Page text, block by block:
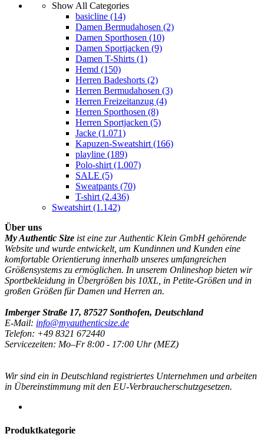
Show All Categories
basicline (14)
Damen Bermudahosen (2)
Damen Sporthosen (10)
Damen Sportjacken (9)
Damen T-Shirts (1)
Hemd (150)
Herren Badeshorts (2)
Herren Bermudahosen (3)
Herren Freizeitanzug (4)
Herren Sporthosen (8)
Herren Sportjacken (5)
Jacke (1.071)
Kapuzen-Sweatshirt(166)
playline (189)
Polo-shirt(1.007)
SALE (5)
Sweatpants (70)
T-shirt(2.436)
Sweatshirt(1.142)
Über uns
My Authentic Size ist eine zur Authentic Klein GmbH gehörende
Website und wurde entwickelt, um Kundinnen und Kunden eine
komfortable Orientierung innerhalb unseres umfangreichen
Größensystems zu ermöglichen. In unserem Onlineshop bieten wir
Sportbekleidung in Übergrößen bis 10XL, in Petite-Größen und in
großen Größen für Damen und Herren an.
Imberger Straße 17, 87527 Sonthofen, Deutschland
E-Mail: info@myauthenticsize.de
Telefon: +49 8321 672440
Servicezeiten: Mo–Fr 8:00 - 17:00 Uhr (MEZ)
Wir sind ein in Deutschland registriertes Unternehmen und arbeiten
in Übereinstimmung mit den EU-Verbraucherschutzgesetzen.
Produktkategorie